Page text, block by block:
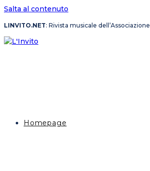
Salta al contenuto
LINVITO.NET: Rivista musicale dell’Associazione
Homepage